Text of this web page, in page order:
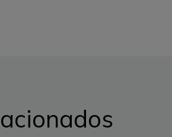
robot de cozinha e por aí fora.
estar a desperdiçar dinheiro em